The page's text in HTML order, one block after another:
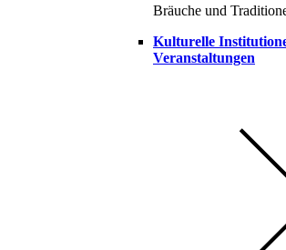
Bräuche und
Kulturelle
Veranstaltungen